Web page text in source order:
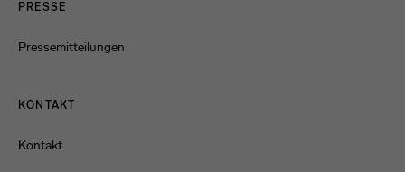
PRESSE
Pressemitteilungen
KONTAKT
Kontakt